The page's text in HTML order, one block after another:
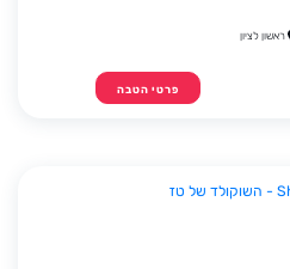
ראשון לציון
פרטי הטבה